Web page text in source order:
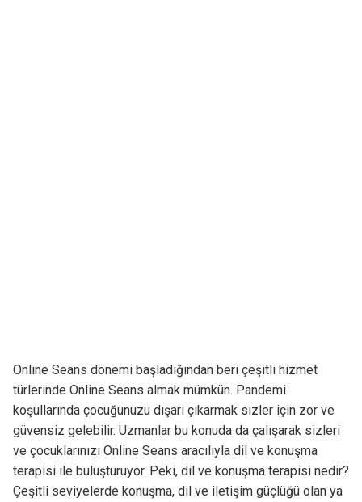
Online Seans dönemi başladığından beri çeşitli hizmet
türlerinde Online Seans almak mümkün. Pandemi
koşullarında çocuğunuzu dışarı çıkarmak sizler için zor ve
güvensiz gelebilir. Uzmanlar bu konuda da çalışarak sizleri
ve çocuklarınızı Online Seans aracılıyla dil ve konuşma
terapisi ile buluşturuyor. Peki, dil ve konuşma terapisi nedir?
Çeşitli seviyelerde konuşma, dil ve iletişim güçlüğü olan ya